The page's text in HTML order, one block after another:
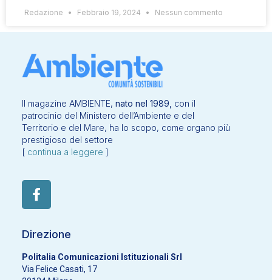
Redazione Febbraio 19, 2024 Nessun commento
Il magazine AMBIENTE, nato nel 1989, con il
patrocinio del Ministero dell’Ambiente e del
Territorio e del Mare, ha lo scopo, come organo più
prestigioso del settore
[ continua a leggere ]
Direzione
Politalia Comunicazioni Istituzionali Srl
Via Felice Casati, 17